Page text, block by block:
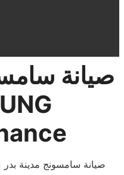
صيانة
صيانة سامسونج مدينة